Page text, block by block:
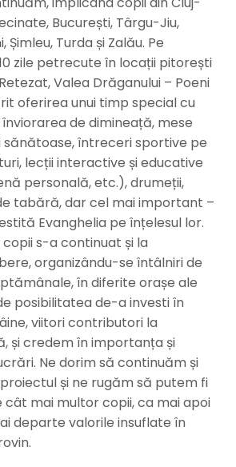
București, Târgu-Jiu,
Șimleu, Turda și Zalău. Pe
zile petrecute în locații pitorești
Valea Drăganului – Poeni
oferirea unui timp special cu
de dimineață, mese
sănătoase, întreceri sportive pe
lecții interactive și educative
personală, etc.), drumeții,
tabără, dar cel mai important –
Evanghelia pe înțelesul lor.
s-a continuat și la
organizându-se întâlniri de
în diferite orașe ale
posibilitatea de-a investi în
viitori contributori la
și credem în importanța și
Ne dorim să continuăm și
și ne rugăm să putem fi
mai multor copii, ca mai apoi
departe valorile insuflate în